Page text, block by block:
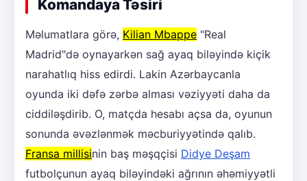
Komandaya Təsiri
Məlumatlara görə, Kilian Mbappe "Real
Madrid"də oynayarkən sağ ayaq biləyində kiçik
narahatlıq hiss edirdi. Lakin Azərbaycanla
oyunda iki dəfə zərbə alması vəziyyəti daha da
ciddiləşdirib. O, matçda hesabı açsa da, oyunun
sonunda əvəzlənmək məcburiyyətində qalıb.
Fransa millisinin baş məşqçisi Didye Deşam
futbolçunun ayaq biləyindəki ağrının əhəmiyyətli